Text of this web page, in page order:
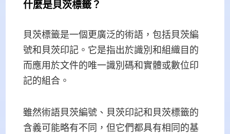
什麼是貝茨標籤？
貝茨標籤是一個更廣泛的術語，包括貝茨編
號和貝茨印記。它是指出於識別和組織目的
而應用於文件的唯一識別碼和實體或數位印
記的組合。
雖然術語貝茨編號、貝茨印記和貝茨標籤的
含義可能略有不同，但它們都具有相同的基